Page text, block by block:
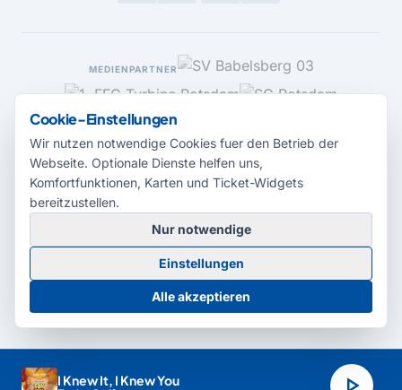
I Knew It, I Knew You
MEDIENPARTNER
© 2026 Radio Potsdam. Webseite entwickelt durch dieMedienagentur
Babelsberg
BarrierefreiheitserklärungAGBDatenschutzImpressum
Cookie-Einstellungen
Cookie-Einstellungen
Wir nutzen notwendige Cookies fuer den Betrieb der
Webseite. Optionale Dienste helfen uns,
Komfortfunktionen, Karten und Ticket-Widgets
bereitzustellen.
Nur notwendige
Einstellungen
Alle akzeptieren